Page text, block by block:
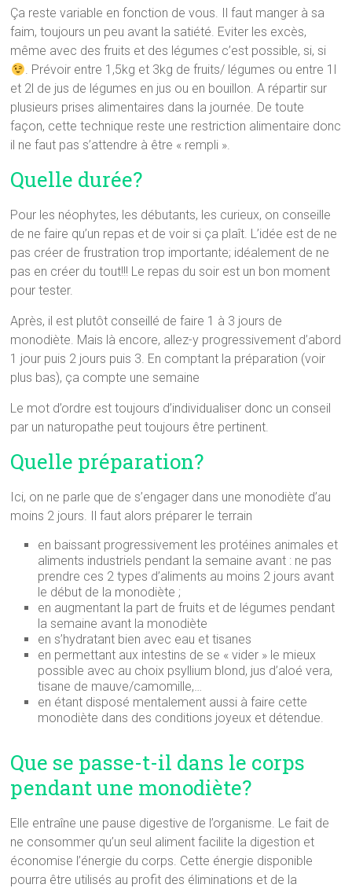
Ça reste variable en fonction de vous. Il faut manger à sa
faim, toujours un peu avant la satiété. Eviter les excès,
même avec des fruits et des légumes c’est possible, si, si
. Prévoir entre 1,5kg et 3kg de fruits/ légumes ou entre 1l
et 2l de jus de légumes en jus ou en bouillon. A répartir sur
plusieurs prises alimentaires dans la journée. De toute
façon, cette technique reste une restriction alimentaire donc
il ne faut pas s’attendre à être « rempli ».
Quelle durée?
Pour les néophytes, les débutants, les curieux, on conseille
de ne faire qu’un repas et de voir si ça plaît. L’idée est de ne
pas créer de frustration trop importante; idéalement de ne
pas en créer du tout!!! Le repas du soir est un bon moment
pour tester.
Après, il est plutôt conseillé de faire 1 à 3 jours de
monodiète. Mais là encore, allez-y progressivement d’abord
1 jour puis 2 jours puis 3. En comptant la préparation (voir
plus bas), ça compte une semaine
Le mot d’ordre est toujours d’individualiser donc un conseil
par un naturopathe peut toujours être pertinent.
Quelle préparation?
Ici, on ne parle que de s’engager dans une monodiète d’au
moins 2 jours. Il faut alors préparer le terrain
en baissant progressivement les protéines animales et
aliments industriels pendant la semaine avant : ne pas
prendre ces 2 types d’aliments au moins 2 jours avant
le début de la monodiète ;
en augmentant la part de fruits et de légumes pendant
la semaine avant la monodiète
en s’hydratant bien avec eau et tisanes
en permettant aux intestins de se « vider » le mieux
possible avec au choix psyllium blond, jus d’aloé vera,
tisane de mauve/camomille,…
en étant disposé mentalement aussi à faire cette
monodiète dans des conditions joyeux et détendue.
Que se passe-t-il dans le corps
pendant une monodiète?
Elle entraîne une pause digestive de l’organisme. Le fait de
ne consommer qu’un seul aliment facilite la digestion et
économise l’énergie du corps. Cette énergie disponible
pourra être utilisés au profit des éliminations et de la